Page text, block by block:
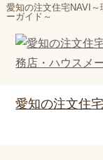
愛知の注文住宅NAVI
ーガイド～
愛知の注文住